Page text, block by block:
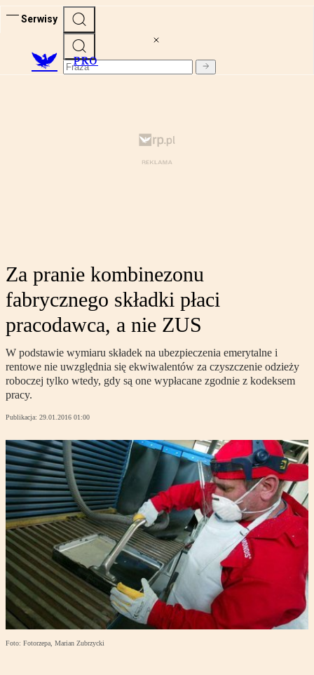
Serwisy
PRO
Za pranie kombinezonu
fabrycznego składki płaci
pracodawca, a nie ZUS
W podstawie wymiaru składek na ubezpieczenia emerytalne i
rentowe nie uwzględnia się ekwiwalentów za czyszczenie odzieży
roboczej tylko wtedy, gdy są one wypłacane zgodnie z kodeksem
pracy.
Publikacja: 29.01.2016 01:00
Foto: Fotorzepa, Marian Zubrzycki